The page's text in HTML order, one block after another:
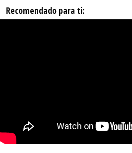
Recomendado para ti: